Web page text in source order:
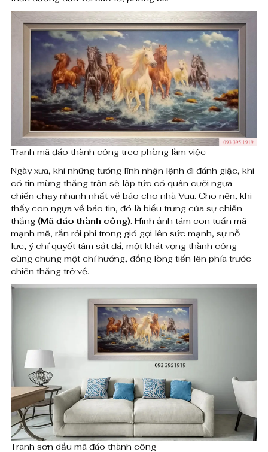
₫
đ
ế
n
8
,
0
0
0
,
0
0
0
₫
n
h
c
ô
n
g
3
D
t
r
a
n
h
s
ơ
n
ầ
u
m
Tranh mã đáo thành công treo phòng làm việc
Ngày xưa, khi những tướng lĩnh nhận lệnh đi đánh giặc, khi
có tin mừng thắng trận sẽ lập tức có quân cưỡi ngựa
chiến chạy nhanh nhất về báo cho nhà Vua. Cho nên, khi
thấy con ngựa về báo tin, đó là biểu trưng của sự chiến
thắng (Mã đáo thành công). Hình ảnh tám con tuấn mã
mạnh mẽ, rắn rỏi phi trong gió gợi lên sức mạnh, sự nỗ
lực, ý chí quyết tâm sắt đá, một khát vọng thành công
cùng chung một chí hướng, đồng lòng tiến lên phía trước
chiến thắng trở về.
Tranh sơn dầu mã đáo thành công